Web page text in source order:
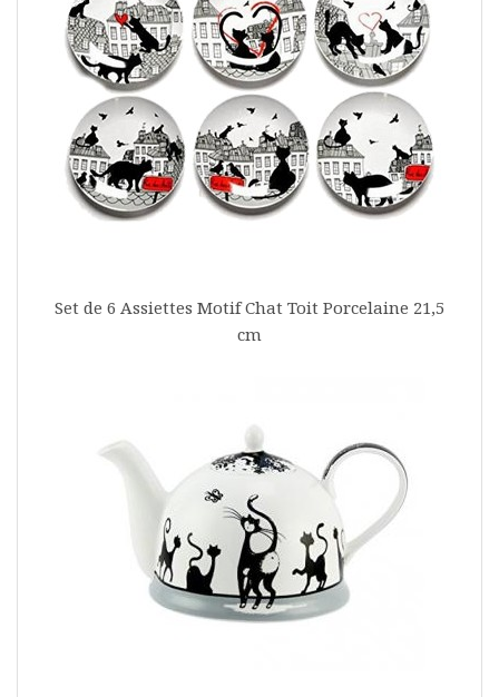
Set de 6 Assiettes Motif Chat Toit Porcelaine 21,5
cm